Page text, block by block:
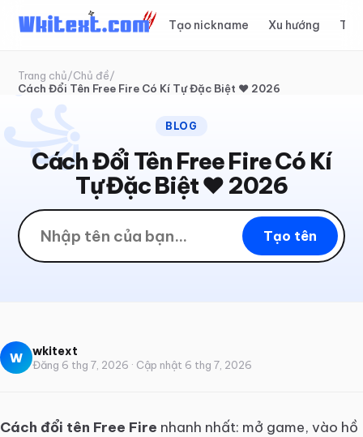
Tạo nickname Xu hướng
Trang chủ/Chủ đề/
Cách Đổi Tên Free Fire Có Kí Tự Đặc Biệt ❤️ 2026
꧁
꧂
BLOG
Cách Đổi Tên Free Fire Có Kí
Tự Đặc Biệt ❤️ 2026
Tạo tên
W wkitext
Đăng 6 thg 7, 2026 · Cập nhật 6 thg 7, 2026
Cách đổi tên Free Fire nhanh nhất: mở game, vào hồ